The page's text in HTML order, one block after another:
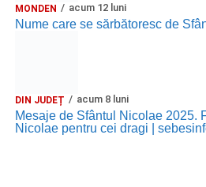
MONDEN acum 12 luni
Nume care se sărbătoresc de
DIN JUDEȚ acum 8 luni
Mesaje de Sfântul Nicolae 2025.
Nicolae pentru cei dragi |